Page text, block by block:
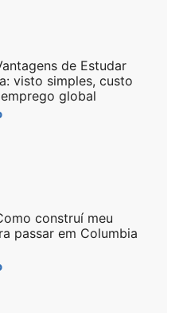
de Estudar
visto simples, custo
global
construí meu
passar em Columbia